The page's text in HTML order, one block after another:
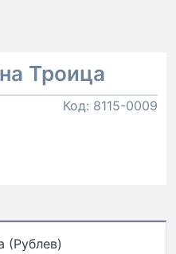
Троица
Код: 8115-0009
(Рублев)